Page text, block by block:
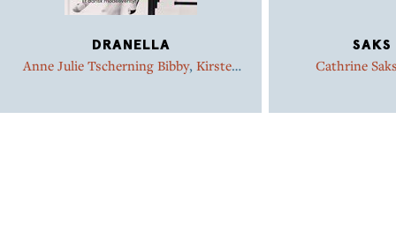
DRANELLA
Anne Julie Tscherning Bibby, Kirsten
SAKS
Cathrine